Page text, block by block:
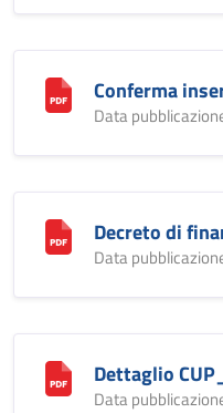
Conferma
Data
Decreto di
Data
Dettaglio
Data